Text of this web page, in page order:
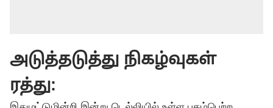
அடுத்தடுத்து நிகழ்வுகள்
ரத்து: